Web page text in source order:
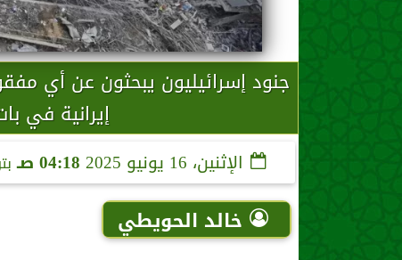
جنود إسرائيليون يبحثون عن أي
إيرانية في
الإثنين، 16 يونيو 2025 04:18 صـ
خالد الحويطي